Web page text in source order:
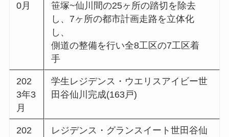
0月
笹塚~仙川間の25ヶ所の踏切を除去
し、7ヶ所の都市計画走路を立体化
し、
側道の整備を行い全8工区の7工区着
手
202
3年3
月
学生レジデンス・ウエリスアイビー世
田谷仙川完成(163戸)
202
レジデンス・グランスイート世田谷仙